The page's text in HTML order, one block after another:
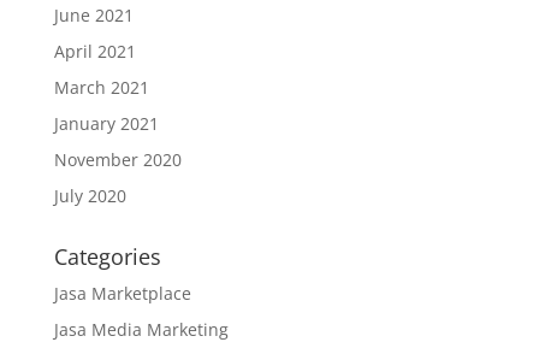
June 2021
April 2021
March 2021
January 2021
November 2020
July 2020
Categories
Jasa Marketplace
Jasa Media Marketing